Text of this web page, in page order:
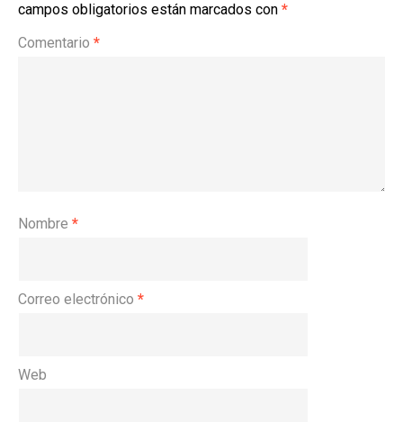
campos obligatorios están marcados con *
Comentario *
Nombre *
Correo electrónico *
Web